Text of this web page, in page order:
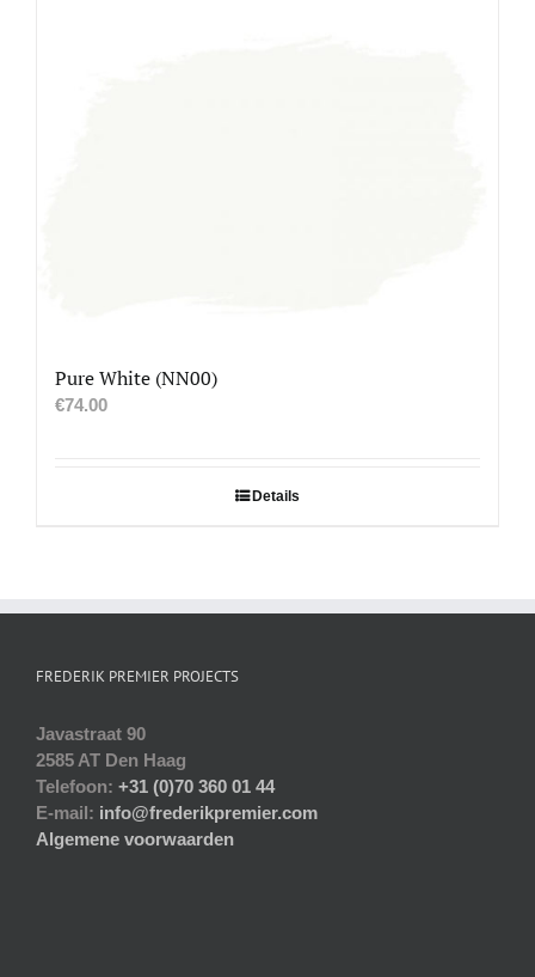
Pure White (NN00)
€74.00
Details
FREDERIK PREMIER PROJECTS
Javastraat 90
2585 AT Den Haag
Telefoon: +31 (0)70 360 01 44
E-mail: info@frederikpremier.com
Algemene voorwaarden